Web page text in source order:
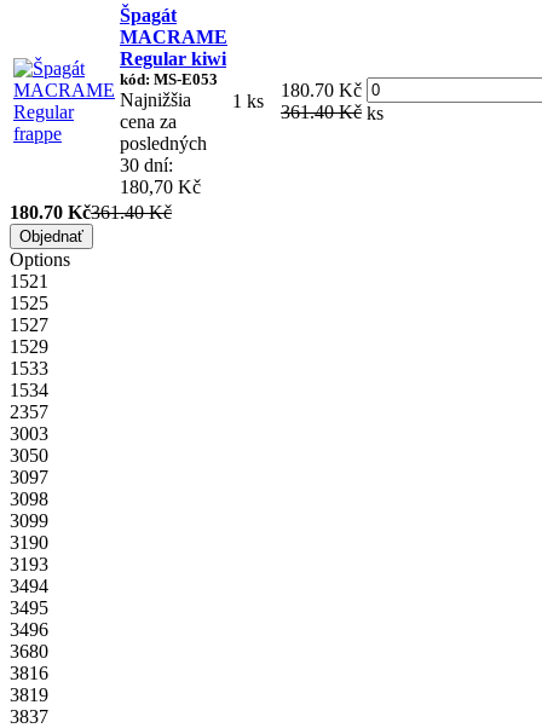
Špagát
MACRAME
Regular kiwi
kód: MS-E053
Najnižšia
cena za
posledných
30 dní:
180,70 Kč
1 ks
180.70 Kč
361.40 Kč ks
180.70 Kč361.40 Kč
Objednať
Options
1521
1525
1527
1529
1533
1534
2357
3003
3050
3097
3098
3099
3190
3193
3494
3495
3496
3680
3816
3819
3837